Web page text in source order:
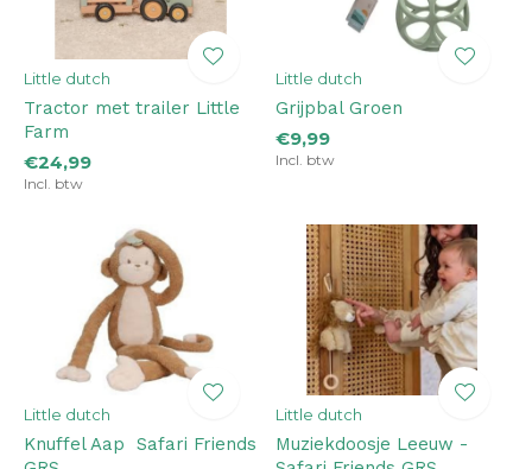
Little dutch
Tractor met trailer Little
Farm
€24,99
Incl. btw
Little dutch
Grijpbal Groen
€9,99
Incl. btw
Little dutch
Knuffel Aap ­ Safari Friends
Little dutch
Muziekdoosje Leeuw ­